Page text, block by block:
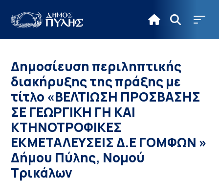
Δημοσίευση περιληπτικής
διακήρυξης της πράξης με
τίτλο «BΕΛΤΙΩΣΗ ΠΡΟΣΒΑΣΗΣ
ΣΕ ΓΕΩΡΓΙΚΗ ΓΗ ΚΑΙ
ΚΤΗΝΟΤΡΟΦΙΚΕΣ
ΕΚΜΕΤΑΛΕΥΣΕΙΣ Δ.Ε ΓΟΜΦΩΝ »
Δήμου Πύλης, Νομού
Τρικάλων